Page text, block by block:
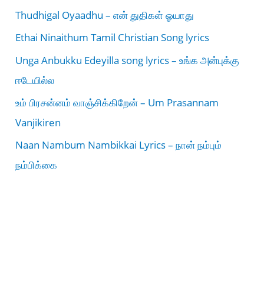
Thudhigal Oyaadhu – என் துதிகள் ஓயாது
Ethai Ninaithum Tamil Christian Song lyrics
Unga Anbukku Edeyilla song lyrics – உங்க அன்புக்கு
ஈடேயில்ல
உம் பிரசன்னம் வாஞ்சிக்கிறேன் – Um Prasannam
Vanjikiren
Naan Nambum Nambikkai Lyrics – நான் நம்பும்
நம்பிக்கை